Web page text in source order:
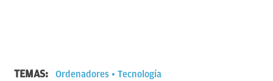
TEMAS: Ordenadores Tecnología